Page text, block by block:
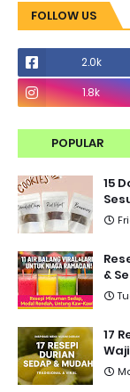
FOLLOW US
2.0k
1.8k
POPULAR
15
&
17